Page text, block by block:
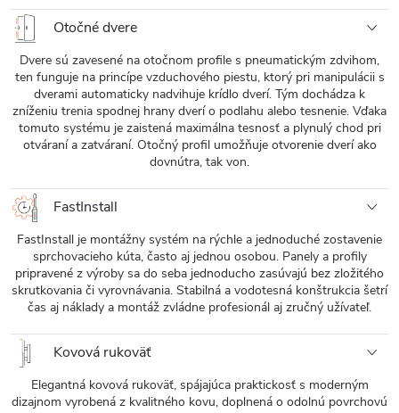
Otočné dvere
Dvere sú zavesené na otočnom profile s pneumatickým zdvihom,
ten funguje na princípe vzduchového piestu, ktorý pri manipulácii s
dverami automaticky nadvihuje krídlo dverí. Tým dochádza k
zníženiu trenia spodnej hrany dverí o podlahu alebo tesnenie. Vďaka
tomuto systému je zaistená maximálna tesnosť a plynulý chod pri
otváraní a zatváraní. Otočný profil umožňuje otvorenie dverí ako
dovnútra, tak von.
FastInstall
FastInstall je montážny systém na rýchle a jednoduché zostavenie
sprchovacieho kúta, často aj jednou osobou. Panely a profily
pripravené z výroby sa do seba jednoducho zasúvajú bez zložitého
skrutkovania či vyrovnávania. Stabilná a vodotesná konštrukcia šetrí
čas aj náklady a montáž zvládne profesionál aj zručný užívateľ.
Kovová rukoväť
Elegantná kovová rukoväť, spájajúca praktickosť s moderným
dizajnom vyrobená z kvalitného kovu, doplnená o odolnú povrchovú